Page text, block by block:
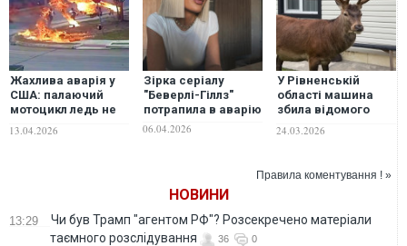
Жахлива аварія у
США: палаючий
мотоцикл ледь не
чотирьох дітей.
13.04.2026
Зірка серіалу
"Беверлі-Гіллз"
потрапила в аварію
06.04.2026
У Рівненській
області машина
збила відомого
оленя Бориса,
24.03.2026
Правила коментування ! »
НОВИНИ
13:29
Чи був Трамп "агентом РФ"? Розсекречено матеріали
таємного розслідування
36 0